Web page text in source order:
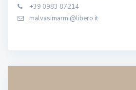
+39 0983 87214
malvasimarmi@libero.it